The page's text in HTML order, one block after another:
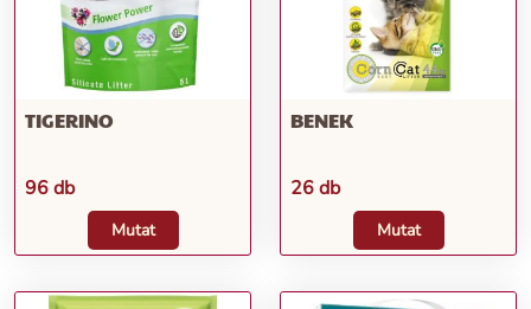
TIGERINO
96 db
Mutat
BENEK
26 db
Mutat